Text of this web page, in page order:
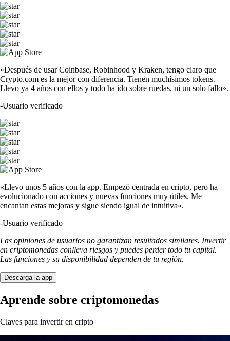
«Después de usar Coinbase, Robinhood y Kraken, tengo claro que
Crypto.com es la mejor con diferencia. Tienen muchísimos tokens.
Llevo ya 4 años con ellos y todo ha ido sobre ruedas, ni un solo fallo».
-Usuario verificado
«Llevo unos 5 años con la app. Empezó centrada en cripto, pero ha
evolucionado con acciones y nuevas funciones muy útiles. Me
encantan estas mejoras y sigue siendo igual de intuitiva».
-Usuario verificado
Las opiniones de usuarios no garantizan resultados similares. Invertir
en criptomonedas conlleva riesgos y puedes perder todo tu capital.
Las funciones y su disponibilidad dependen de tu región.
Descarga la app
Aprende sobre criptomonedas
Claves para invertir en cripto